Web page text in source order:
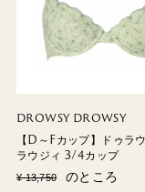
DROWSY DROWSY
【D～Fカップ】ドゥラ
ラウジィ 3/4カップ
¥ 13,750 のところ